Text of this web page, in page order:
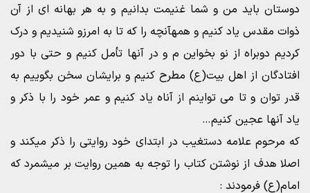
دوستان باید من و شما غنیمت بدانیم و به هر بهانه ای از آن
ذوات مقدس یاد کنیم و همهآنچه را که تا به امرزو شنیدیم و درک
کردیم دوبراه از نو بخواین م و در آنها تأمل کنیم و حتی با دور
افتادگان از اهل بیت(ع) مطرح کنیم و برایشان سخن بگوییم به
قدر توان و تا می تواینم از آناه یاد کنیم و عمر خود را با ذکر و
یاد آنها عجین کنیم…
که مرحوم علامه دستغیب در ابتدای خود روایتی را ذکر میکند و
اصلا هدف از نوشتن کتاب را توجه به همین روایت بر میشمرد که
امام(ع) فرمودند :